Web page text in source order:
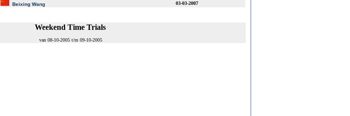
Beixing Wang 03-03-2007
Weekend Time Trials
van 08-10-2005 t/m 09-10-2005